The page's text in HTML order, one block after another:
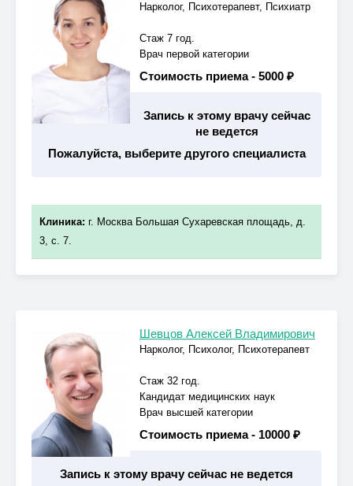
Нарколог, Психотерапевт, Психиатр
Стаж 7 год.
Врач первой категории
Стоимость приема - 5000 ₽
Запись к этому врачу сейчас
не ведется
Пожалуйста, выберите другого специалиста
Клиника: г. Москва Большая Сухаревская площадь, д.
3, с. 7.
Шевцов Алексей Владимирович
Нарколог, Психолог, Психотерапевт
Стаж 32 год.
Кандидат медицинских наук
Врач высшей категории
Стоимость приема - 10000 ₽
Запись к этому врачу сейчас не ведется